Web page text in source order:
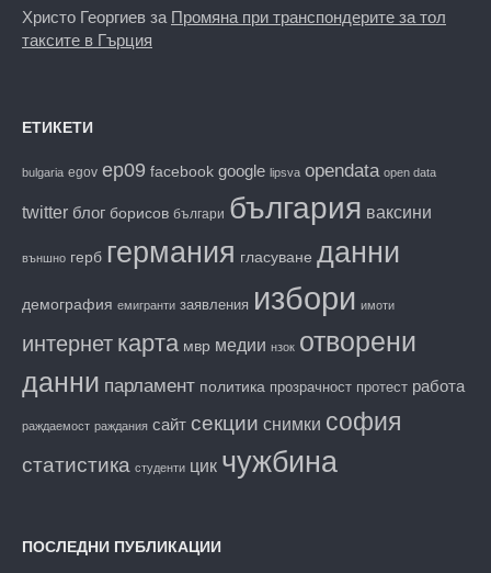
Христо Георгиев за Промяна при транспондерите за тол
таксите в Гърция
ЕТИКЕТИ
bulgaria egov ep09 facebook google lipsva opendata open data
twitter блог борисов българи българия ваксини
външно герб германия гласуване данни
демография емигранти заявления избори имоти
интернет карта мвр медии нзок отворени
данни парламент политика прозрачност протест работа
раждаемост раждания сайт секции снимки софия
статистика студенти цик чужбина
ПОСЛЕДНИ ПУБЛИКАЦИИ